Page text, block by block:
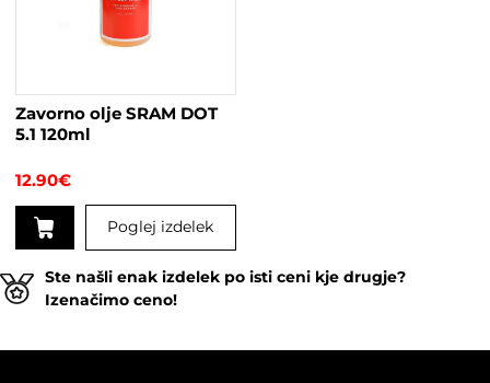
Zavorno olje SRAM DOT
5.1 120ml
12.90€
Poglej izdelek
Ste našli enak izdelek po isti ceni kje drugje?
Izenačimo ceno!